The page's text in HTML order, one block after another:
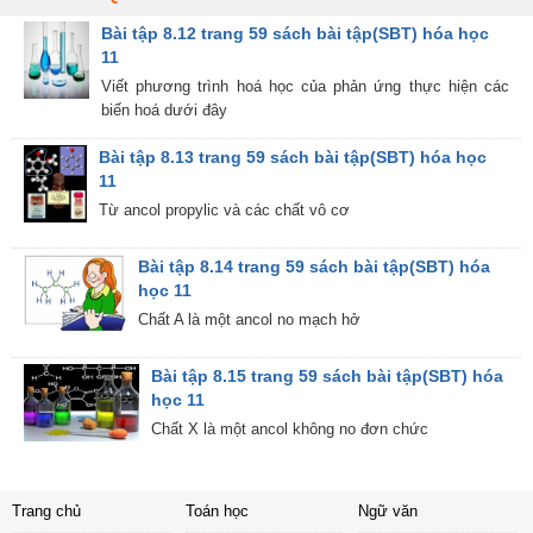
Bài tập 8.12 trang 59 sách bài tập(SBT) hóa học
11
Viết phương trình hoá học của phản ứng thực hiện các
biến hoá dưới đây
Bài tập 8.13 trang 59 sách bài tập(SBT) hóa học
11
Từ ancol propylic và các chất vô cơ
Bài tập 8.14 trang 59 sách bài tập(SBT) hóa
học 11
Chất A là một ancol no mạch hở
Bài tập 8.15 trang 59 sách bài tập(SBT) hóa
học 11
Chất X là một ancol không no đơn chức
Trang chủ Toán học Ngữ văn